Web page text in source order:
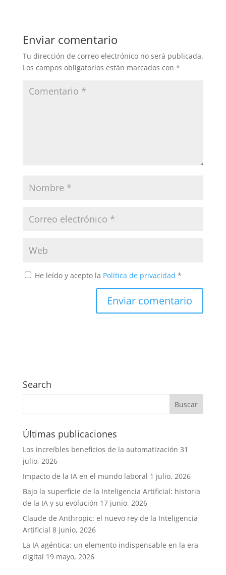
b
o
o
dI
n
ar
tir
Enviar comentario
Tu dirección de correo electrónico no será publicada.
Los campos obligatorios están marcados con *
He leído y acepto la Política de privacidad *
Search
Últimas publicaciones
Los increíbles beneficios de la automatización 31
julio, 2026
Impacto de la IA en el mundo laboral 1 julio, 2026
Bajo la superficie de la Inteligencia Artificial: historia
de la IA y su evolución 17 junio, 2026
Claude de Anthropic: el nuevo rey de la Inteligencia
Artificial 8 junio, 2026
La IA agéntica: un elemento indispensable en la era
digital 19 mayo, 2026